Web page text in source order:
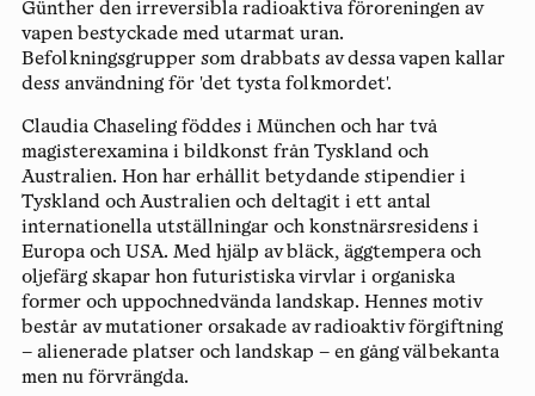
Günther den irreversibla radioaktiva föroreningen av
vapen bestyckade med utarmat uran.
Befolkningsgrupper som drabbats av dessa vapen kallar
dess användning för 'det tysta folkmordet'.
Claudia Chaselingföddes i München och har två
magisterexamina i bildkonst från Tyskland och
Australien. Hon har erhållit betydande stipendier i
Tyskland och Australien och deltagit i ett antal
internationella utställningar och konstnärsresidens i
Europa och USA. Med hjälp av bläck, äggtempera och
oljefärg skapar hon futuristiska virvlar i organiska
former och uppochnedvända landskap. Hennes motiv
består av mutationer orsakade av radioaktiv förgiftning
– alienerade platser och landskap – en gång välbekanta
men nu förvrängda.